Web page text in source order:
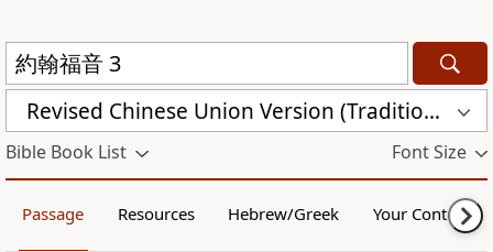
Revised Chinese Union Version (Traditional Script) Shen Edition (RCU17TS)
Bible Book List Font Size
Passage Resources Hebrew/Greek Your Content